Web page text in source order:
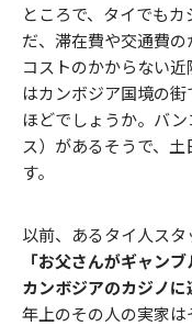
ところで、タイでも
だ、滞在費や交通費
コストのかからない
はカンボジア国境の
ほどでしょうか。バ
ス）があるそうで、
す。
以前、あるタイ人スタ
「お父さんがギャン
カンボジアのカジノに
年上のその人の実家